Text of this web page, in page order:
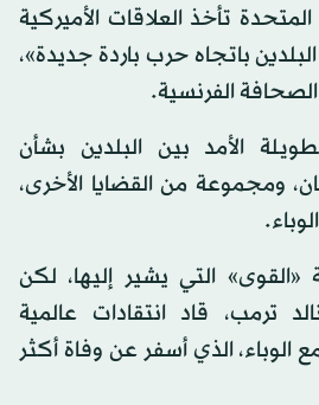
تأخذ العلاقات الأميركية
باتجاه حرب باردة جديدة»،
الفرنسية.
الأمد بين البلدين بشأن
ومجموعة من القضايا الأخرى،
التي يشير إليها، لكن
ترمب، قاد انتقادات عالمية
الوباء، الذي أسفر عن وفاة أكثر